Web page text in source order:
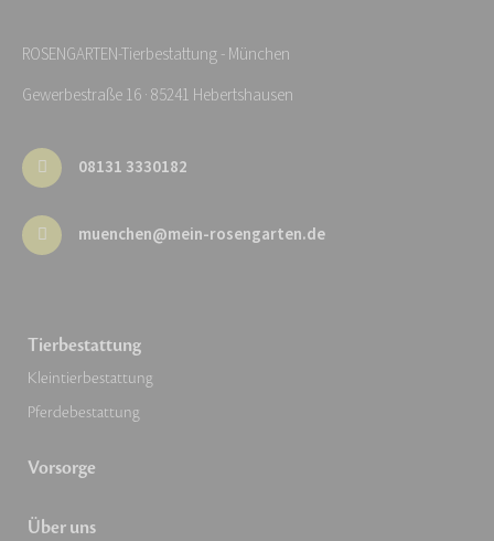
ROSENGARTEN-Tierbestattung - München
Gewerbestraße 16 · 85241 Hebertshausen
08131 3330182
muenchen@mein-rosengarten.de
Tierbestattung
Kleintierbestattung
Pferdebestattung
Vorsorge
Über uns